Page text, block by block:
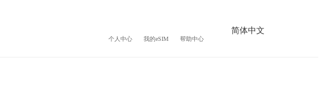
个人中心 我的eSIM 帮助中心
简体中文